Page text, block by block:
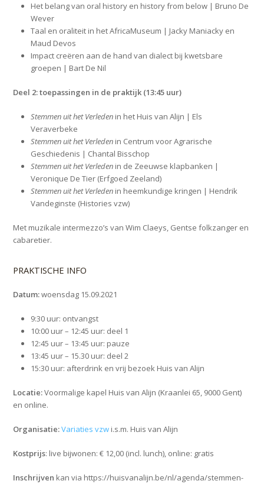
Het belang van oral history en history from below | Bruno De
Wever
Taal en oraliteit in het AfricaMuseum | Jacky Maniacky en
Maud Devos
Impact creëren aan de hand van dialect bij kwetsbare
groepen | Bart De Nil
Deel 2: toepassingen in de praktijk (13:45 uur)
Stemmen uit het Verleden in het Huis van Alijn | Els
Veraverbeke
Stemmen uit het Verleden in Centrum voor Agrarische
Geschiedenis | Chantal Bisschop
Stemmen uit het Verleden in de Zeeuwse klapbanken |
Veronique De Tier (Erfgoed Zeeland)
Stemmen uit het Verleden in heemkundige kringen | Hendrik
Vandeginste (Histories vzw)
Met muzikale intermezzo’s van Wim Claeys, Gentse folkzanger en
cabaretier.
PRAKTISCHE INFO
Datum:woensdag 15.09.2021
9:30 uur: ontvangst
10:00 uur – 12:45 uur: deel 1
12:45 uur – 13:45 uur: pauze
13:45 uur – 15.30 uur: deel 2
15:30 uur: afterdrink en vrij bezoek Huis van Alijn
Locatie:Voormalige kapel Huis van Alijn (Kraanlei 65, 9000 Gent)
en online.
Organisatie:Variaties vzw i.s.m. Huis van Alijn
Kostprijs: live bijwonen: € 12,00 (incl. lunch), online: gratis
Inschrijven kan via https://huisvanalijn.be/nl/agenda/stemmen-